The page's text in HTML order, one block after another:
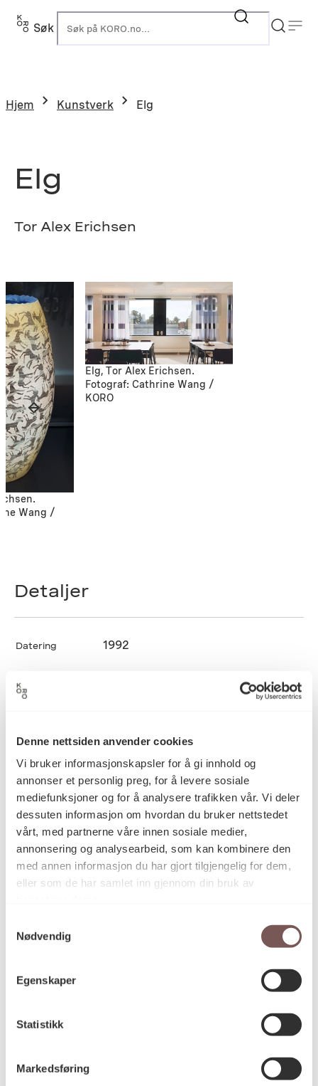
Denne nettsiden anvender cookies
Vi bruker informasjonskapsler for å gi innhold og
annonser et personlig preg, for å levere sosiale
mediefunksjoner og for å analysere trafikken vår. Vi deler
dessuten informasjon om hvordan du bruker nettstedet
vårt, med partnerne våre innen sosiale medier,
annonsering og analysearbeid, som kan kombinere den
med annen informasjon du har gjort tilgjengelig for dem,
eller som de har samlet inn gjennom din bruk av
Nødvendig
Egenskaper
Statistikk
Markedsføring
Hopp
Søk
Hjem Kunstverk Elg
Elg
Tor Alex Erichsen
Wang /
Elg, Tor Alex Erichsen.
Fotograf: Cathrine Wang /
KORO
Detaljer
Datering 1992
Kategori
Brenning, Glasering, Glitting,
Keramikk, Kunsthåndverk
Teknikk og
materiale
Glasert Vingerling Hollandsk leire
som er glittet og tilsatt skokrem
Reference